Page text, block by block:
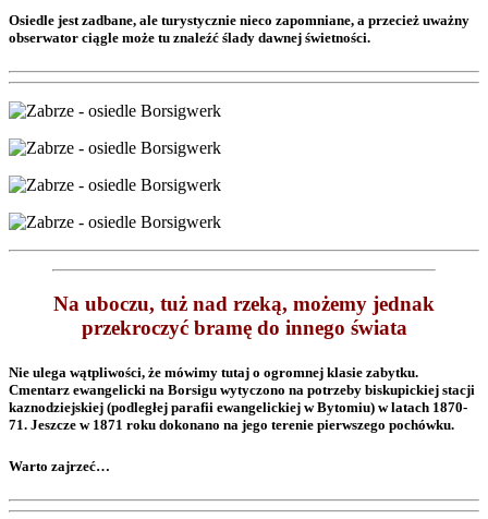
Osiedle jest zadbane, ale turystycznie nieco zapomniane, a przecież uważny
obserwator ciągle może tu znaleźć ślady dawnej świetności.
Na uboczu, tuż nad rzeką, możemy jednak
przekroczyć bramę do innego świata
Nie ulega wątpliwości, że mówimy tutaj o ogromnej klasie zabytku.
Cmentarz ewangelicki na Borsigu wytyczono na potrzeby biskupickiej stacji
kaznodziejskiej (podległej parafii ewangelickiej w Bytomiu) w latach 1870-
71. Jeszcze w 1871 roku dokonano na jego terenie pierwszego pochówku.
Warto zajrzeć…